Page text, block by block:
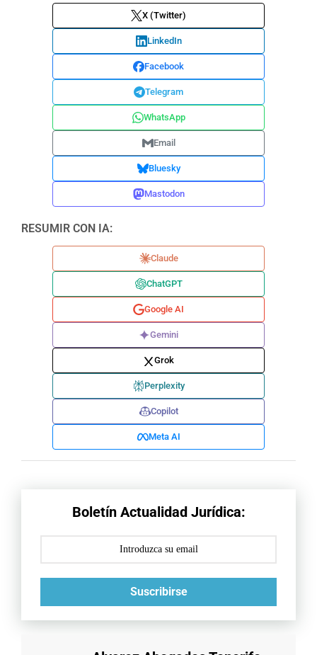
X (Twitter)
LinkedIn
Facebook
Telegram
WhatsApp
Email
Bluesky
Mastodon
RESUMIR CON IA:
Claude
ChatGPT
Google AI
Gemini
Grok
Perplexity
Copilot
Meta AI
Boletín Actualidad Jurídica:
Suscribirse